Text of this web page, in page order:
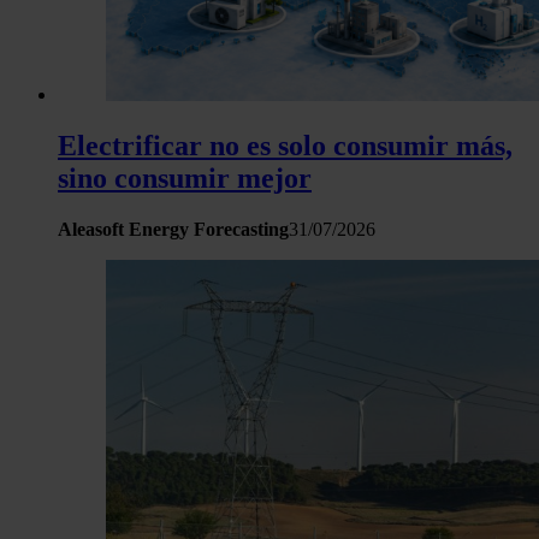
haya proporcionado o que hayan recopilado a partir del uso
hecho de sus servicios.
Electrificar no es solo consumir más,
sino consumir mejor
Aleasoft Energy Forecasting31/07/2026